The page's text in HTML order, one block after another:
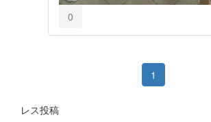
0
1
レス投稿